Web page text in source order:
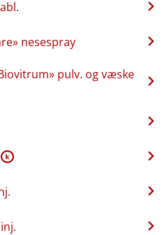
nesespray
pulv. og væske
K